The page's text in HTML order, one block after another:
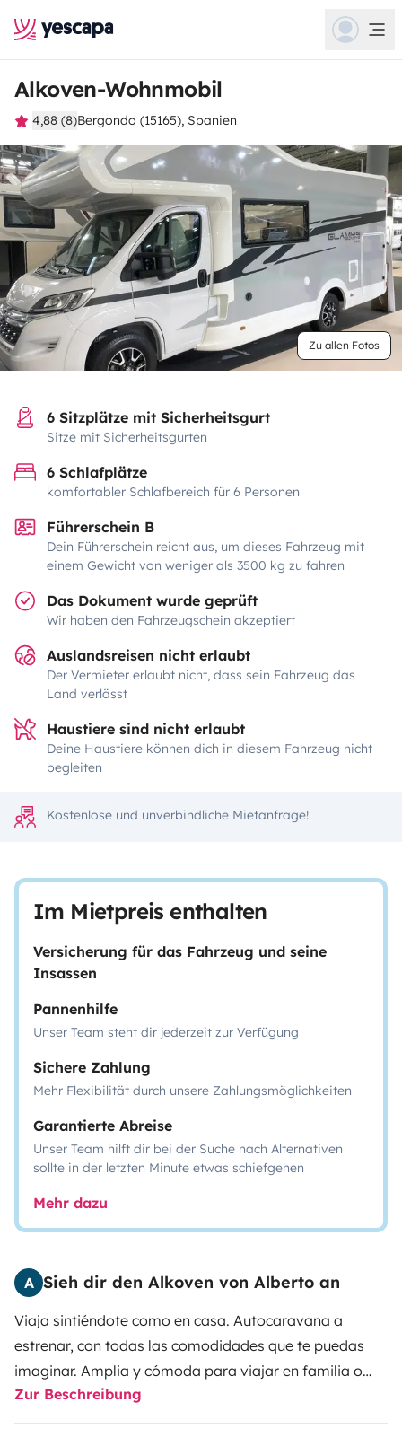
Alkoven-Wohnmobil
4,88 (8)Bergondo (15165), Spanien
Zu allen Fotos
6 Sitzplätze mit Sicherheitsgurt
Sitze mit Sicherheitsgurten
6 Schlafplätze
komfortabler Schlafbereich für 6 Personen
Führerschein B
Dein Führerschein reicht aus, um dieses Fahrzeug mit
einem Gewicht von weniger als 3500 kg zu fahren
Das Dokument wurde geprüft
Wir haben den Fahrzeugschein akzeptiert
Auslandsreisen nicht erlaubt
Der Vermieter erlaubt nicht, dass sein Fahrzeug das
Land verlässt
Haustiere sind nicht erlaubt
Deine Haustiere können dich in diesem Fahrzeug nicht
begleiten
Kostenlose und unverbindliche Mietanfrage!
Im Mietpreis enthalten
Versicherung für das Fahrzeug und seine
Insassen
Pannenhilfe
Unser Team steht dir jederzeit zur Verfügung
Sichere Zahlung
Mehr Flexibilität durch unsere Zahlungsmöglichkeiten
Garantierte Abreise
Unser Team hilft dir bei der Suche nach Alternativen
sollte in der letzten Minute etwas schiefgehen
Mehr dazu
A Sieh dir den Alkoven von Alberto an
Viaja sintiéndote como en casa. Autocaravana a
estrenar, con todas las comodidades que te puedas
imaginar. Amplia y cómoda para viajar en familia o
con amigos. Nuestra autocaravana está equipada
para que no te falte de nada: vajilla, ropa de cama y
Zur Beschreibung